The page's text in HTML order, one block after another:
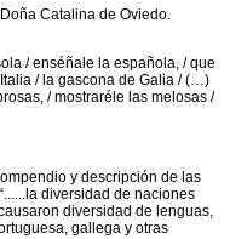
Catalina de Oviedo.
/ enséñale la española, / que
/ la gascona de Galia / (…)
/ mostraréle las melosas /
y descripción de las
diversidad de naciones
diversidad de lenguas,
gallega y otras